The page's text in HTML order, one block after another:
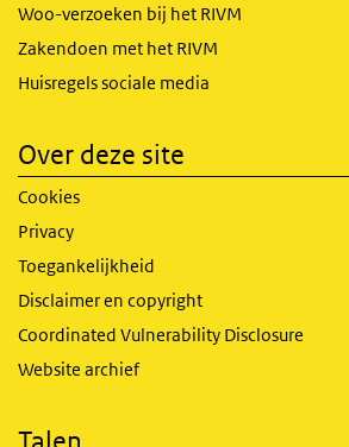
Woo-verzoeken bij het RIVM
Zakendoen met het RIVM
Huisregels sociale media
Over deze site
Cookies
Privacy
Toegankelijkheid
Disclaimer en copyright
Coordinated Vulnerability Disclosure
Website archief
Talen